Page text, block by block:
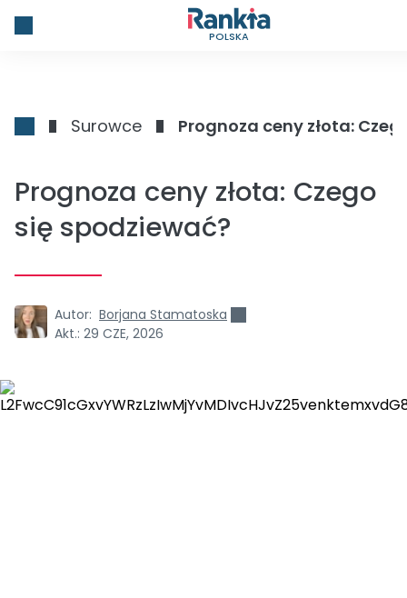
POLSKA
Surowce Prognoza ceny złota:
Prognoza ceny złota: Czego
się spodziewać?
Autor: Borjana Stamatoska
Akt.: 29 CZE, 2026